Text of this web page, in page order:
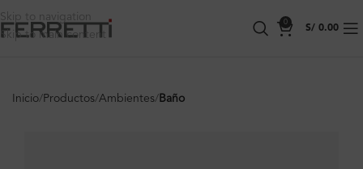
Skip to navigation
Skip to main content
0
S/ 0.00
Inicio Productos Ambientes Baño